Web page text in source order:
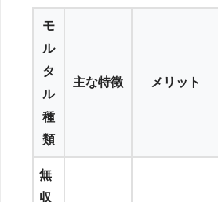
モ
ル
タ
ル
種
類
主な特徴 メリット
無
収